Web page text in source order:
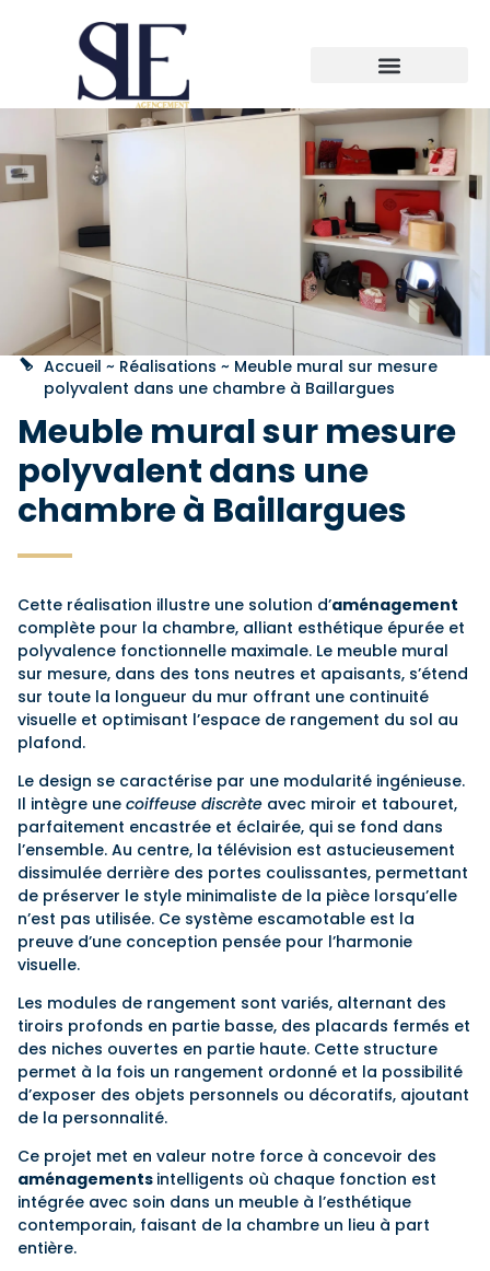
Accueil ~ Réalisations ~ Meuble mural sur mesure
polyvalent dans une chambre à Baillargues
Meuble mural sur mesure
polyvalent dans une
chambre à Baillargues
Cette réalisation illustre une solution d’aménagement
complète pour la chambre, alliant esthétique épurée et
polyvalence fonctionnelle maximale. Le meuble mural
sur mesure, dans des tons neutres et apaisants, s’étend
sur toute la longueur du mur offrant une continuité
visuelle et optimisant l’espace de rangement du sol au
plafond.
Le design se caractérise par une modularité ingénieuse.
Il intègre une coiffeuse discrète avec miroir et tabouret,
parfaitement encastrée et éclairée, qui se fond dans
l’ensemble. Au centre, la télévision est astucieusement
dissimulée derrière des portes coulissantes, permettant
de préserver le style minimaliste de la pièce lorsqu’elle
n’est pas utilisée. Ce système escamotable est la
preuve d’une conception pensée pour l’harmonie
visuelle.
Les modules de rangement sont variés, alternant des
tiroirs profonds en partie basse, des placards fermés et
des niches ouvertes en partie haute. Cette structure
permet à la fois un rangement ordonné et la possibilité
d’exposer des objets personnels ou décoratifs, ajoutant
de la personnalité.
Ce projet met en valeur notre force à concevoir des
aménagements intelligents où chaque fonction est
intégrée avec soin dans un meuble à l’esthétique
contemporain, faisant de la chambre un lieu à part
entière.